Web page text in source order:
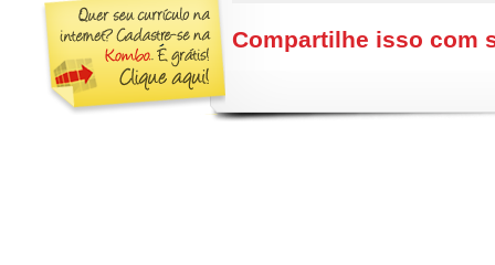
Compartilhe isso com